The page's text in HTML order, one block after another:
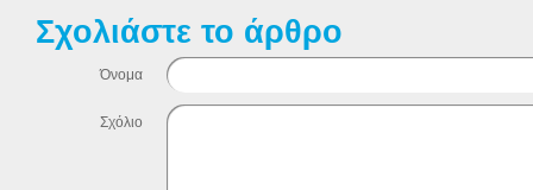
Σχολιάστε το άρθρο
Όνομα
Σχόλιο